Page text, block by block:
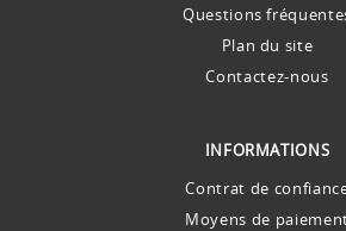
Questions
Plan du site
Contactez-nous
INFORMATIONS
Contrat de
Moyens de